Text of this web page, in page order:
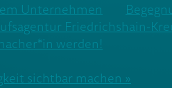
Unternehmen
Friedrichshain-
werden!
sichtbar machen »